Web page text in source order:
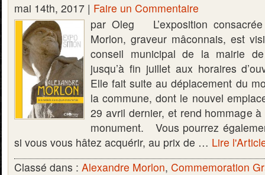
mai 14th, 2017 | Faire un Commentaire
par Oleg L’exposition
Morlon, graveur mâconnais, est
conseil municipal de la mairie de
jusqu’à fin juillet aux horaires
Elle fait suite au déplacement du
la commune, dont le nouvel
29 avril dernier, et rend hommage
monument. Vous pourrez
si vous vous hâtez acquérir, au prix de … Lire
Classé dans : Alexandre Morlon, Commemoration